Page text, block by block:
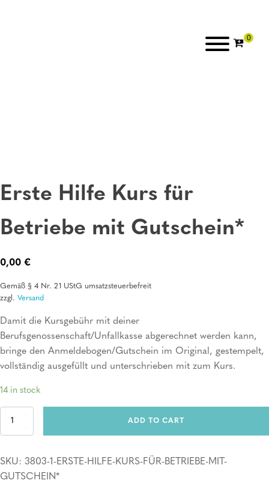
Erste Hilfe Kurs für
Betriebe mit Gutschein*
0,00 €
Gemäß § 4 Nr. 21 UStG umsatzsteuerbefreit
zzgl. Versand
Damit die Kursgebühr mit deiner
Berufsgenossenschaft/Unfallkasse abgerechnet werden kann,
bringe den Anmeldebogen/Gutschein im Original, gestempelt,
vollständig ausgefüllt und unterschrieben mit zum Kurs.
14 in stock
Erste
Betriebe
mit
ADD TO CART
SKU: 3803-1-ERSTE-HILFE-KURS-FÜR-BETRIEBE-MIT-
GUTSCHEIN*